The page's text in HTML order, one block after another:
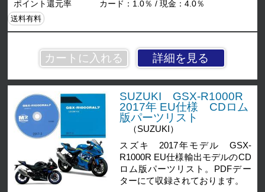
詳細を見る
ポイント還元率
カード：1.0％ / 現金：4.0％
送料有料
SUZUKI GSX-R1000R
2017年 EU仕様 CDロム
版パーツリスト
（SUZUKI）
スズキ 2017年モデル GSX-
R1000R EU仕様輸出モデルのCD
ロム版パーツリスト。PDFデー
ターにて収録されております。